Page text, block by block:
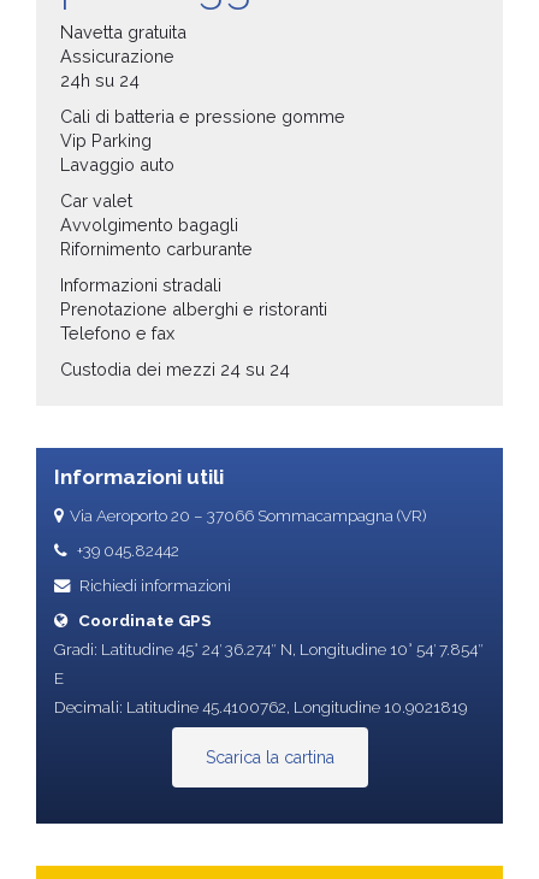
Navetta gratuita
Assicurazione
24h su 24
Cali di batteria e pressione gomme
Vip Parking
Lavaggio auto
Car valet
Avvolgimento bagagli
Rifornimento carburante
Informazioni stradali
Prenotazione alberghi e ristoranti
Telefono e fax
Custodia dei mezzi 24 su 24
Informazioni utili
Via Aeroporto 20 – 37066 Sommacampagna (VR)
+39 045.82442
Richiedi informazioni
Coordinate GPS
Gradi: Latitudine 45° 24′ 36.274″ N, Longitudine 10° 54′ 7.854″
E
Decimali: Latitudine 45.4100762, Longitudine 10.9021819
Scarica la cartina